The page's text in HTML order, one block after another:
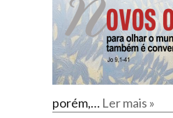
porém,… Ler mais »